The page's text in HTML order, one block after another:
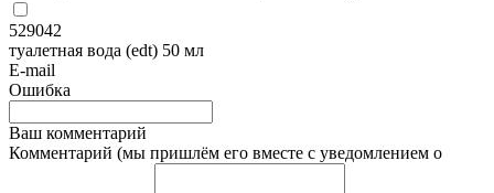
529042
туалетная вода (edt) 50 мл
E-mail
Ошибка
Ваш комментарий
Комментарий (мы пришлём его вместе с уведомлением о